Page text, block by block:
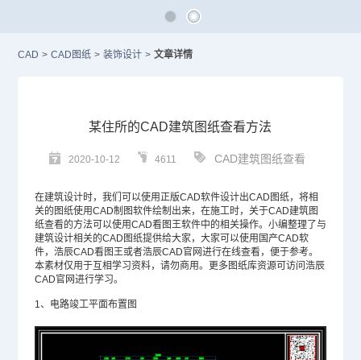
CAD > CAD图纸 > 装饰设计 > 文章详情
某住所的CAD建筑图纸查看方法
2020-10-12 4611 CAD建筑图纸查看
在建筑设计时，我们可以使用正版CAD软件设计出CAD图纸，将相
关的图纸使用CAD制图软件绘制出来，在施工时，关于CAD建筑图
纸查看的方法可以使用CAD看图王软件中的相关操作。小编整理了与
建筑设计相关的CAD图纸提供给大家，大家可以使用 国产CAD软
件，浩辰CAD看图王或者浩辰CAD官网进行在线查看，便于参考。
本素材仅用于互相学习资料，请勿商用。更多图纸库资源可访问浩辰
CAD官网进行学习。
1、电路竣工平面布置图